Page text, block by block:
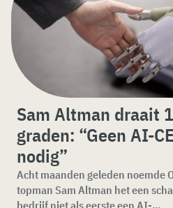
Sam Altman draait
graden: “Geen AI-
nodig”
Acht maanden geleden noemde
topman Sam Altman het een